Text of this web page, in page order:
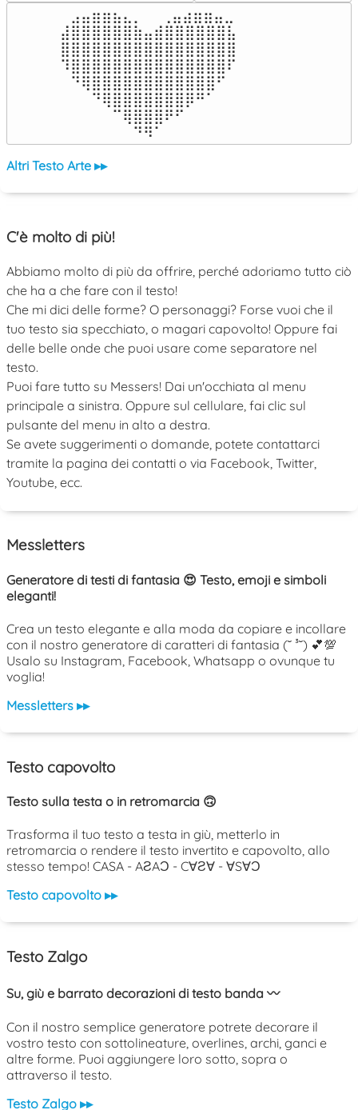
⠀⣠⣤⣶⣶⣦⣄⡀  ⠀⢀⣤⣴⣶⣶⣤⣀⠀
⣼⣿⣿⣿⣿⣿⣿⣷⣤⣾⣿⣿⣿⣿⣿⣿⣧
⣿⣿⣿⣿⣿⣿⣿⣿⣿⣿⣿⣿⣿⣿⣿⣿⣿
⠹⣿⣿⣿⣿⣿⣿⣿⣿⣿⣿⣿⣿⣿⣿⣿⠏
⠀⠙⢿⣿⣿⣿⣿⣿⣿⣿⣿⣿⣿⣿⣿⠋⠀
⠀⠀⠀⠙⢿⣿⣿⣿⣿⣿⣿⣿⡿⠛⠁⠀⠀
⠀⠀⠀⠀⠀⠉⢿⣿⣿⣿⠟⠋⠀⠀⠀⠀⠀
⠀⠀⠀⠀⠀⠀⠀⠙⠻⠁⠀⠀⠀⠀⠀⠀⠀⠀⠀⠀⠀⠀⠀
Altri Testo Arte ▸▸
C'è molto di più!
Abbiamo molto di più da offrire, perché adoriamo tutto ciò
che ha a che fare con il testo!
Che mi dici delle forme? O personaggi? Forse vuoi che il
tuo testo sia specchiato, o magari capovolto! Oppure fai
delle belle onde che puoi usare come separatore nel
testo.
Puoi fare tutto su Messers! Dai un'occhiata al menu
principale a sinistra. Oppure sul cellulare, fai clic sul
pulsante del menu in alto a destra.
Se avete suggerimenti o domande, potete contattarci
tramite la pagina dei contatti o via Facebook, Twitter,
Youtube, ecc.
Messletters
Generatore di testi di fantasia 😍 Testo, emoji e simboli
eleganti!
Crea un testo elegante e alla moda da copiare e incollare
con il nostro generatore di caratteri di fantasia (˘ ³˘) 💕💯
Usalo su Instagram, Facebook, Whatsapp o ovunque tu
voglia!
Messletters ▸▸
Testo capovolto
Testo sulla testa o in retromarcia 🙃
Trasforma il tuo testo a testa in giù, metterlo in
retromarcia o rendere il testo invertito e capovolto, allo
stesso tempo! CASA - AƧAƆ - C∀Ƨ∀ - ∀S∀Ɔ
Testo capovolto ▸▸
Testo Zalgo
Su, giù e barrato decorazioni di testo banda 〰️
Con il nostro semplice generatore potrete decorare il
vostro testo con sottolineature, overlines, archi, ganci e
altre forme. Puoi aggiungere loro sotto, sopra o
attraverso il testo.
Testo Zalgo ▸▸